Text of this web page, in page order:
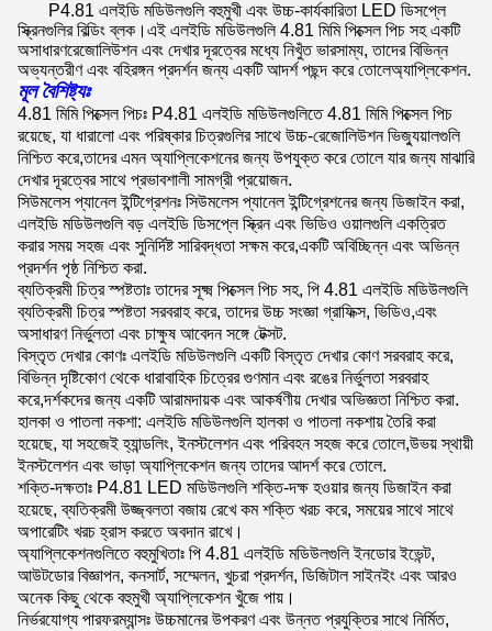
P4.81 এলইডি মডিউলগুলি বহুমুখী এবং উচ্চ-কার্যকারিতা LED ডিসপ্লে
স্ক্রিনগুলির বিল্ডিং ব্লক। এই এলইডি মডিউলগুলি 4.81 মিমি পিক্সেল পিচ সহ একটি
অসাধারণরেজোলিউশন এবং দেখার দূরত্বের মধ্যে নিখুঁত ভারসাম্য, তাদের বিভিন্ন
অভ্যন্তরীণ এবং বহিরঙ্গন প্রদর্শন জন্য একটি আদর্শ পছন্দ করে তোলেঅ্যাপ্লিকেশন.
মূল বৈশিষ্ট্যঃ
4.81 মিমি পিক্সেল পিচঃ P4.81 এলইডি মডিউলগুলিতে 4.81 মিমি পিক্সেল পিচ
রয়েছে, যা ধারালো এবং পরিষ্কার চিত্রগুলির সাথে উচ্চ-রেজোলিউশন ভিজ্যুয়ালগুলি
নিশ্চিত করে,তাদের এমন অ্যাপ্লিকেশনের জন্য উপযুক্ত করে তোলে যার জন্য মাঝারি
দেখার দূরত্বের সাথে প্রভাবশালী সামগ্রী প্রয়োজন.
সিউমলেস প্যানেল ইন্টিগ্রেশনঃ সিউমলেস প্যানেল ইন্টিগ্রেশনের জন্য ডিজাইন করা,
এলইডি মডিউলগুলি বড় এলইডি ডিসপ্লে স্ক্রিন এবং ভিডিও ওয়ালগুলি একত্রিত
করার সময় সহজ এবং সুনির্দিষ্ট সারিবদ্ধতা সক্ষম করে,একটি অবিচ্ছিন্ন এবং অভিন্ন
প্রদর্শন পৃষ্ঠ নিশ্চিত করা.
ব্যতিক্রমী চিত্র স্পষ্টতাঃ তাদের সূক্ষ্ম পিক্সেল পিচ সহ, পি 4.81 এলইডি মডিউলগুলি
ব্যতিক্রমী চিত্র স্পষ্টতা সরবরাহ করে, তাদের উচ্চ সংজ্ঞা গ্রাফিক্স, ভিডিও,এবং
অসাধারণ নির্ভুলতা এবং চাক্ষুষ আবেদন সঙ্গে টেক্সট.
বিস্তৃত দেখার কোণঃ এলইডি মডিউলগুলি একটি বিস্তৃত দেখার কোণ সরবরাহ করে,
বিভিন্ন দৃষ্টিকোণ থেকে ধারাবাহিক চিত্রের গুণমান এবং রঙের নির্ভুলতা সরবরাহ
করে,দর্শকদের জন্য একটি আরামদায়ক এবং আকর্ষণীয় দেখার অভিজ্ঞতা নিশ্চিত করা.
হালকা ও পাতলা নকশা: এলইডি মডিউলগুলি হালকা ও পাতলা নকশায় তৈরি করা
হয়েছে, যা সহজেই হ্যান্ডলিং, ইনস্টলেশন এবং পরিবহন সহজ করে তোলে,উভয় স্থায়ী
ইনস্টলেশন এবং ভাড়া অ্যাপ্লিকেশন জন্য তাদের আদর্শ করে তোলে.
শক্তি-দক্ষতাঃ P4.81 LED মডিউলগুলি শক্তি-দক্ষ হওয়ার জন্য ডিজাইন করা
হয়েছে, ব্যতিক্রমী উজ্জ্বলতা বজায় রেখে কম শক্তি খরচ করে, সময়ের সাথে সাথে
অপারেটিং খরচ হ্রাস করতে অবদান রাখে।
অ্যাপ্লিকেশনগুলিতে বহুমুখিতাঃ পি 4.81 এলইডি মডিউলগুলি ইনডোর ইভেন্ট,
আউটডোর বিজ্ঞাপন, কনসার্ট, সম্মেলন, খুচরা প্রদর্শন, ডিজিটাল সাইনইং এবং আরও
অনেক কিছু থেকে বহুমুখী অ্যাপ্লিকেশন খুঁজে পায়।
নির্ভরযোগ্য পারফরম্যান্সঃ উচ্চমানের উপকরণ এবং উন্নত প্রযুক্তির সাথে নির্মিত,